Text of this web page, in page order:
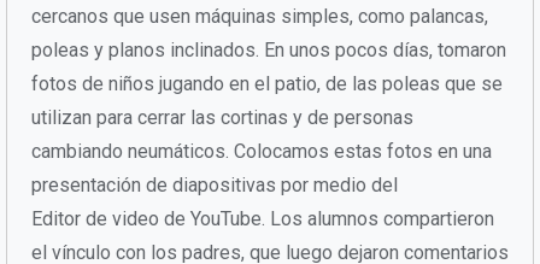
cercanos que usen máquinas simples, como palancas,
poleas y planos inclinados. En unos pocos días, tomaron
fotos de niños jugando en el patio, de las poleas que se
utilizan para cerrar las cortinas y de personas
cambiando neumáticos. Colocamos estas fotos en una
presentación de diapositivas por medio del
Editor de video de YouTube. Los alumnos compartieron
el vínculo con los padres, que luego dejaron comentarios